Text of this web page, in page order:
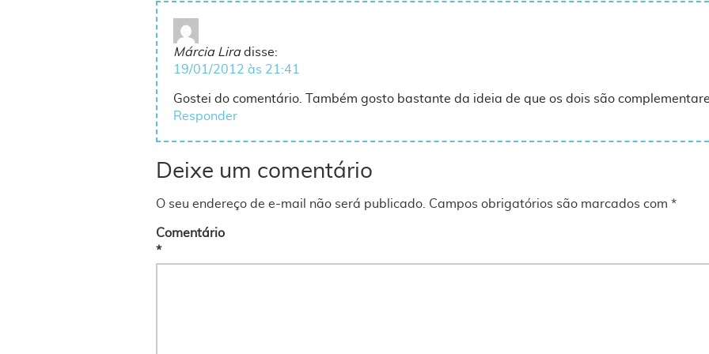
Márcia Lira disse:
19/01/2012 às 21:41
Gostei do comentário. Também gosto bastante da ideia de que os dois são
Responder
Deixe um comentário
O seu endereço de e-mail não será publicado. Campos obrigatórios são marcados com *
Comentário
*